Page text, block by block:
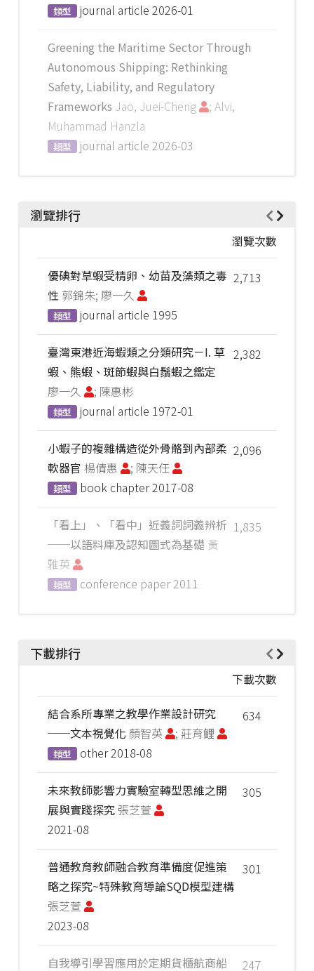
類型 journal article 2026-01
Greening the Maritime Sector Through
Autonomous Shipping: Rethinking
Safety, Liability, and Regulatory
Frameworks Jao, Juei-Cheng
; Alvi,
Muhammad Hanzla
類型 journal article 2026-03
瀏覽排行
瀏覽次數
2,713
優碘對草蝦受精卵、幼苗及藻類之毒
性 郭錦朱; 廖一久
類型 journal article 1995
2,382
臺灣東港近海蝦類之分類研究－I. 草
蝦、熊蝦、斑節蝦與白鬚蝦之鑑定
廖一久
; 陳惠彬
類型 journal article 1972-01
2,096
小蝦子的複雜構造從外骨骼到內部柔
軟器官 楊倩惠 ; 陳天任
類型 book chapter2017-08
1,835
「看上」、「看中」近義詞詞義辨析
──以語料庫及認知圖式為基礎 黃
雅英
類型 conference paper2011
下載排行
下載次數
634
結合系所專業之教學作業設計研究
──文本視覺化 顏智英 ; 莊育鲤
類型 other2018-08
305
未來教師影響力實驗室轉型思維之開
展與實踐探究 張芝萱
2021-08
301
普通教育教師融合教育準備度促進策
略之探究~特殊教育導論SQD模型建構
張芝萱
2023-08
247
自我導引學習應用於定期貨櫃航商船